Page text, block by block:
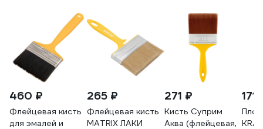
460 ₽
Флейцевая кисть
для эмалей и
265 ₽
Флейцевая кисть
MATRIX ЛАКИ
271 ₽
Кисть Суприм
Аква (флейцевая,
171